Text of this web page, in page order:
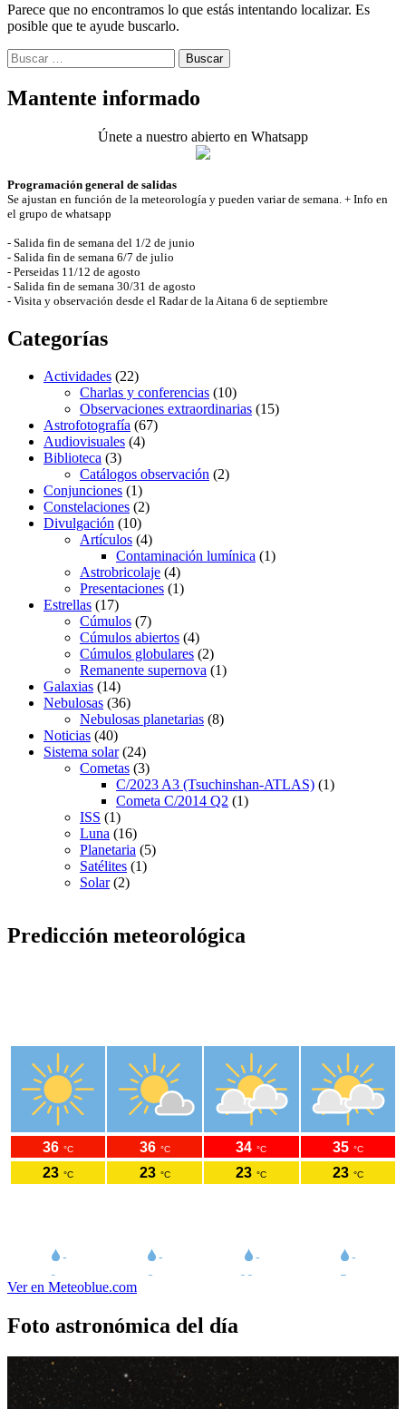
Parece que no encontramos lo que estás intentando localizar. Es
posible que te ayude buscarlo.
Buscar:
Mantente informado
Únete a nuestro abierto en Whatsapp
Programación general de salidas
Se ajustan en función de la meteorología y pueden variar de semana. + Info en
el grupo de whatsapp
- Salida fin de semana del 1/2 de junio
- Salida fin de semana 6/7 de julio
- Perseidas 11/12 de agosto
- Salida fin de semana 30/31 de agosto
- Visita y observación desde el Radar de la Aitana 6 de septiembre
Categorías
Actividades (22)
Charlas y conferencias (10)
Observaciones extraordinarias (15)
Astrofotografía (67)
Audiovisuales (4)
Biblioteca (3)
Catálogos observación (2)
Conjunciones (1)
Constelaciones (2)
Divulgación (10)
Artículos (4)
Contaminación lumínica (1)
Astrobricolaje (4)
Presentaciones (1)
Estrellas (17)
Cúmulos (7)
Cúmulos abiertos (4)
Cúmulos globulares (2)
Remanente supernova (1)
Galaxias (14)
Nebulosas (36)
Nebulosas planetarias (8)
Noticias (40)
Sistema solar(24)
Cometas (3)
C/2023 A3 (Tsuchinshan-ATLAS) (1)
Cometa C/2014 Q2 (1)
ISS (1)
Luna (16)
Planetaria (5)
Satélites (1)
Solar(2)
Agrupación astronómica de Alcoy
Predicción meteorológica
Ver en Meteoblue.com
Foto astronómica del día